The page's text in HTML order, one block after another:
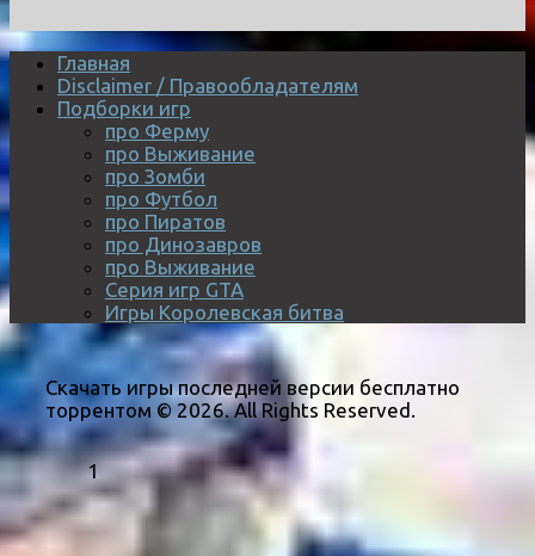
Главная
Disclaimer / Правообладателям
Подборки игр
про Ферму
про Выживание
про Зомби
про Футбол
про Пиратов
про Динозавров
про Выживание
Серия игр GTA
Игры Королевская битва
Скачать игры последней версии бесплатно
торрентом © 2026. All Rights Reserved.
1